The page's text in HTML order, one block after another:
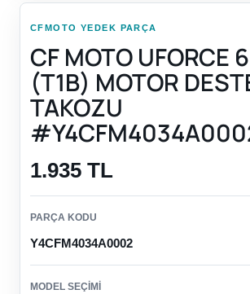
CFMOTO YEDEK PARÇA
CF MOTO UFORCE
(T1B) MOTOR
TAKOZU
1.935 TL
PARÇA KODU
Y4CFM4034A0002
MODEL SEÇIMI